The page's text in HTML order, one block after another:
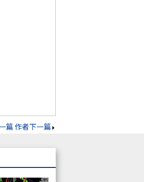
篇作者下一篇